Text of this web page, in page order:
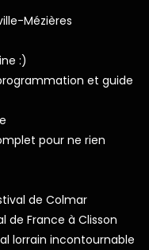
Mézières
:)
et guide
pour ne rien
de Colmar
de France à Clisson
lorrain incontournable